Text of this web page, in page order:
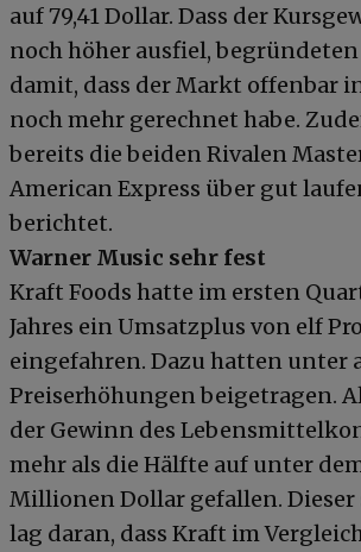
auf 79,41 Dollar. Dass der
noch höher ausfiel,
damit, dass der Markt offenbar
noch mehr gerechnet habe.
bereits die beiden Rivalen
American Express über gut
berichtet.
Warner Music sehr fest
Kraft Foods hatte im ersten
Jahres ein Umsatzplus von elf
eingefahren. Dazu hatten unter
Preiserhöhungen beigetragen.
der Gewinn des
mehr als die Hälfte auf unter
Millionen Dollar gefallen. Dieser
lag daran, dass Kraft im